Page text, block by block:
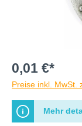
0,01 €*
Preise inkl. MwSt.
Mehr